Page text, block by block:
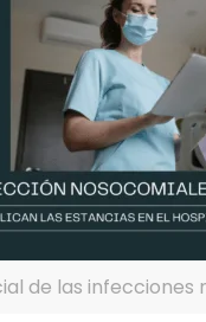
de las infecciones